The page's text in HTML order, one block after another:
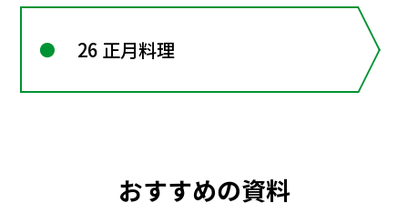
26 正月料理
おすすめの資料